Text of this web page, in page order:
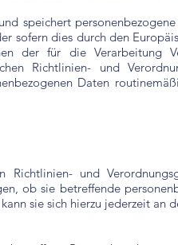
speichert
sofern dies durch den
der für die Verarbeitung
Richtlinien- und
Daten
Richtlinien- und
ob sie betreffende
sie sich hierzu jederzeit